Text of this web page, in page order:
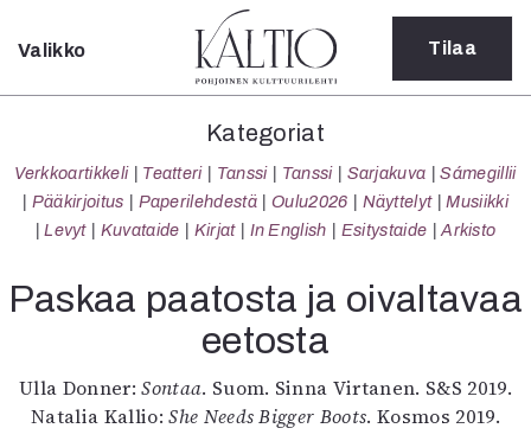
Sulje
Kategoriat
Verkkoartikkeli
Teatteri
Tanssi
Sarjakuva
Sámegillii
Pääkirjoitus
Oulu2026
Näyttelyt
Valikko Tilaa
Kategoriat
Verkkoartikkeli Teatteri Tanssi Tanssi Sarjakuva
Sámegillii
Pääkirjoitus
Paperilehdestä Oulu2026 Näyttelyt
Musiikki
Levyt
Kuvataide Kirjat In English Esitystaide Arkisto
Paskaa paatosta ja oivaltavaa
eetosta
Ulla Donner:Sontaa. Suom. Sinna Virtanen. S&S 2019.
Natalia Kallio:She Needs Bigger Boots. Kosmos 2019.